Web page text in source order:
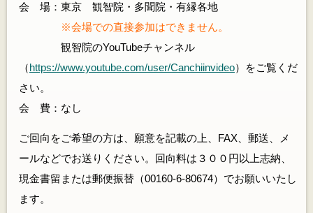
会 場：東京 観智院・多聞院・有縁各地
※会場での直接参加はできません。
観智院のYouTubeチャンネル
（https://www.youtube.com/user/Canchiinvideo）をご覧くだ
さい。
会 費：なし
ご回向をご希望の方は、願意を記載の上、FAX、郵送、メ
ールなどでお送りください。回向料は３００円以上志納、
現金書留または郵便振替（00160-6-80674）でお願いいたし
ます。